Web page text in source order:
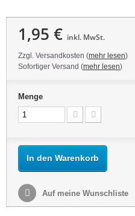
1,95 € inkl. MwSt.
Zzgl. Versandkosten (mehr lesen)
Sofortiger Versand (mehr lesen)
Menge
In den Warenkorb
Auf meine Wunschliste